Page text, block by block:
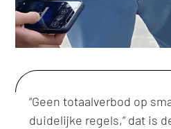
“Geen totaalverbod op
duidelijke regels,” dat is